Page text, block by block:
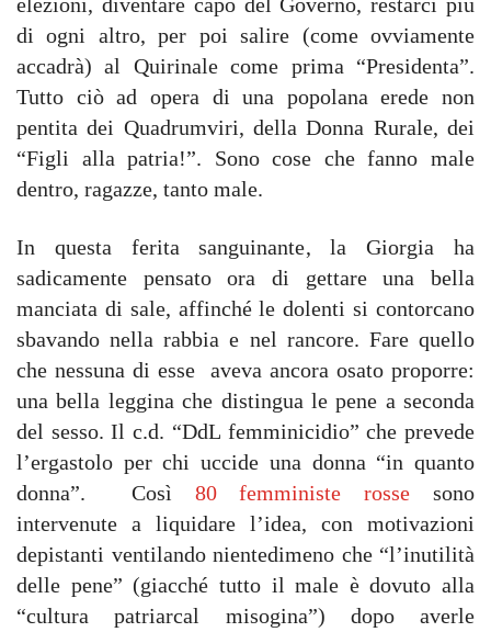
di ogni altro, per poi salire (come ovviamente
accadrà) al Quirinale come prima “Presidenta”.
Tutto ciò ad opera di una popolana erede non
pentita dei Quadrumviri, della Donna Rurale, dei
“Figli alla patria!”. Sono cose che fanno male
dentro, ragazze, tanto male.
In questa ferita sanguinante, la Giorgia ha
sadicamente pensato ora di gettare una bella
manciata di sale, affinché le dolenti si contorcano
sbavando nella rabbia e nel rancore. Fare quello
che nessuna di esse aveva ancora osato proporre:
una bella leggina che distingua le pene a seconda
del sesso. Il c.d. “DdL femminicidio” che prevede
l’ergastolo per chi uccide una donna “in quanto
donna”. Così 80 femministe rosse sono
intervenute a liquidare l’idea, con motivazioni
depistanti ventilando nientedimeno che “l’inutilità
delle pene” (giacché tutto il male è dovuto alla
“cultura patriarcal misogina”) dopo averle